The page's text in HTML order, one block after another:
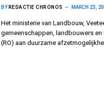
BY REDACTIE CHRONOS MARCH 23,
Het ministerie van Landbouw,
gemeenschappen, landbouwers
(RO) aan duurzame